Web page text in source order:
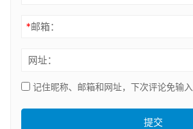
*邮箱：
网址：
记住昵称、邮箱和网址，下次评论免输入
提交